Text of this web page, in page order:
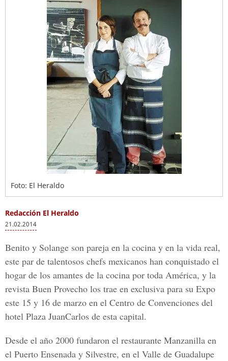
Foto: El Heraldo
Redacción El Heraldo
21.02.2014
Benito y Solange son pareja en la cocina y en la vida real,
este par de talentosos chefs mexicanos han conquistado el
hogar de los amantes de la cocina por toda América, y la
revista Buen Provecho los trae en exclusiva para su Expo
este 15 y 16 de marzo en el Centro de Convenciones del
hotel Plaza JuanCarlos de esta capital.
Desde el año 2000 fundaron el restaurante Manzanilla en
el Puerto Ensenada y Silvestre, en el Valle de Guadalupe